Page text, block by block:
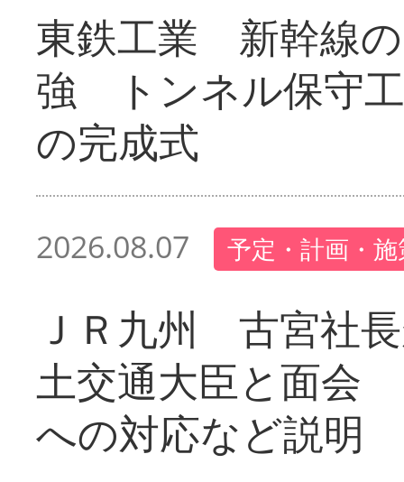
東鉄工業 新幹線
強 トンネル保守
の完成式
2026.08.07 予定・計画・
ＪＲ九州 古宮社
土交通大臣と面会
への対応など説明